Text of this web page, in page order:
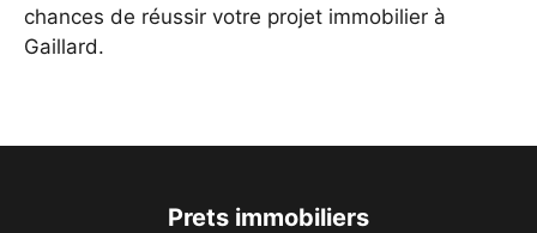
chances de réussir votre projet immobilier à
Gaillard.
Prets immobiliers